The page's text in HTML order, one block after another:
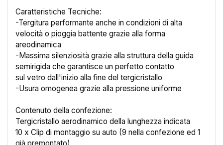
Caratteristiche Tecniche:
-Tergitura performante anche in condizioni di alta
velocità o pioggia battente grazie alla forma
areodinamica
-Massima silenziosità grazie alla struttura della guida
semirigida che garantisce un perfetto contatto
sul vetro dall'inizio alla fine del tergicristallo
-Usura omogenea grazie alla pressione uniforme
Contenuto della confezione:
Tergicristallo aerodinamico della lunghezza indicata
10 x Clip di montaggio su auto (9 nella confezione ed 1
Crea lista dei desideri ×
Nome lista dei desideri